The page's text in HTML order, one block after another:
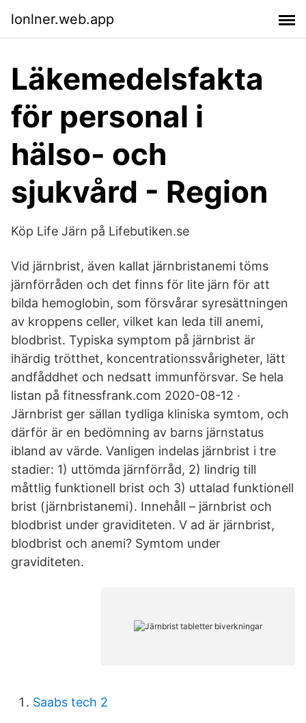
lonlner.web.app
Läkemedelsfakta
för personal i
hälso- och
sjukvård - Region
Köp Life Järn på Lifebutiken.se‎
Vid järnbrist, även kallat järnbristanemi töms
järnförråden och det finns för lite järn för att
bilda hemoglobin, som försvårar syresättningen
av kroppens celler, vilket kan leda till anemi,
blodbrist. Typiska symptom på järnbrist är
ihärdig trötthet, koncentrationssvårigheter, lätt
andfåddhet och nedsatt immunförsvar. Se hela
listan på fitnessfrank.com 2020-08-12 ·
Järnbrist ger sällan tydliga kliniska symtom, och
därför är en bedömning av barns järnstatus
ibland av värde. Vanligen indelas järnbrist i tre
stadier: 1) uttömda järnförråd, 2) lindrig till
måttlig funktionell brist och 3) uttalad funktionell
brist (järnbristanemi). Innehåll – järnbrist och
blodbrist under graviditeten. V ad är järnbrist,
blodbrist och anemi? Symtom under
graviditeten.
Saabs tech 2